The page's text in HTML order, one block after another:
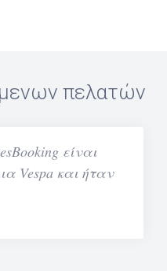
πελατών
είναι
Vespa και ήταν